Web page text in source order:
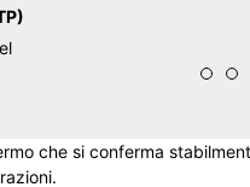
che si conferma